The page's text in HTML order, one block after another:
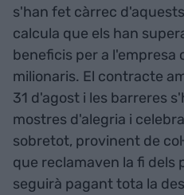
s'han fet càrrec
calcula que els han
beneficis per a l'empresa
milionaris. El contracte
31 d'agost i les barreres
mostres d'alegria i
sobretot, provinent de
que reclamaven la fi dels
seguirà pagant tota la